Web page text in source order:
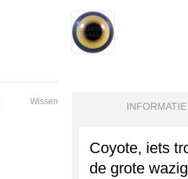
INFORMATIE
Coyote, iets
de grote
Wissen